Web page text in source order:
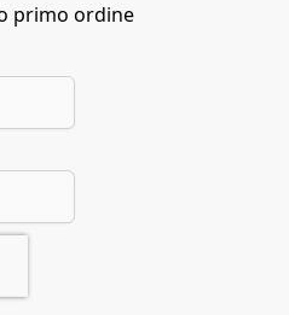
primo ordine